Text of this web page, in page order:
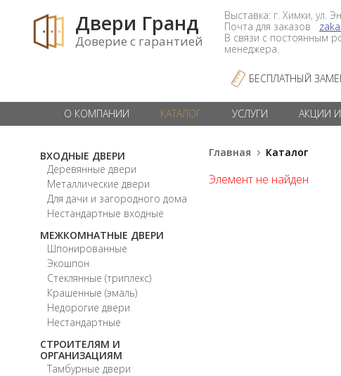
Двери Гранд
Доверие с гарантией
Выставка: г. Химки, ул.
Почта для заказов
В связи с постоянным
менеджера.
БЕСПЛАТНЫЙ
О КОМПАНИИ КАТАЛОГ УСЛУГИ АКЦИИ
ВХОДНЫЕ ДВЕРИ
Деревянные двери
Металлические двери
Для дачи и загородного дома
Нестандартные входные
МЕЖКОМНАТНЫЕ ДВЕРИ
Шпонированные
Экошпон
Стеклянные (триплекс)
Крашенные (эмаль)
Недорогие двери
Нестандартные
СТРОИТЕЛЯМ И
ОРГАНИЗАЦИЯМ
Тамбурные двери
Главная Каталог
Элемент не найден